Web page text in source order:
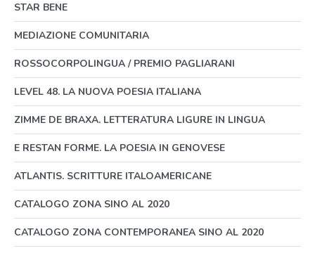
STAR BENE
MEDIAZIONE COMUNITARIA
ROSSOCORPOLINGUA / PREMIO PAGLIARANI
LEVEL 48. LA NUOVA POESIA ITALIANA
ZIMME DE BRAXA. LETTERATURA LIGURE IN LINGUA
E RESTAN FORME. LA POESIA IN GENOVESE
ATLANTIS. SCRITTURE ITALOAMERICANE
CATALOGO ZONA SINO AL 2020
CATALOGO ZONA CONTEMPORANEA SINO AL 2020